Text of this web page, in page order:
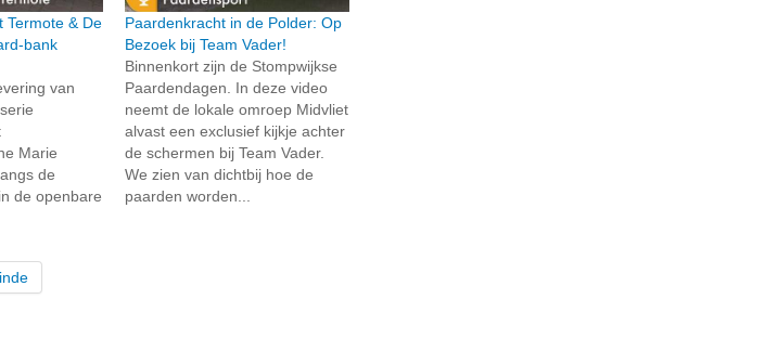
Termote & De
bank
van
Marie
de
de openbare
Paardenkracht in de Polder: Op
Bezoek bij Team Vader!
Binnenkort zijn de Stompwijkse
Paardendagen. In deze video
neemt de lokale omroep Midvliet
alvast een exclusief kijkje achter
de schermen bij Team Vader.
We zien van dichtbij hoe de
paarden worden...